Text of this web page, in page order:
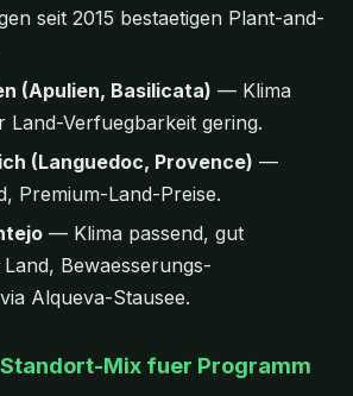
seit 2015 bestaetigen Plant-and-
(Apulien, Basilicata) — Klima
Land-Verfuegbarkeit gering.
(Languedoc, Provence) —
Premium-Land-Preise.
— Klima passend, gut
Bewaesserungs-
Alqueva-Stausee.
Mix fuer Programm